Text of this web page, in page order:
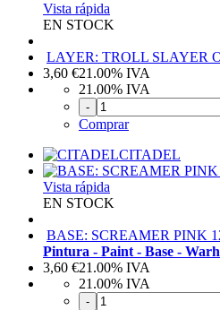
Vista rápida
EN STOCK
LAYER: TROLL SLAYER
3,60 €21.00% IVA
21.00% IVA
-
Comprar
CITADEL
Vista rápida
EN STOCK
BASE: SCREAMER PINK
Pintura - Paint - Base -
3,60 €21.00% IVA
21.00% IVA
-